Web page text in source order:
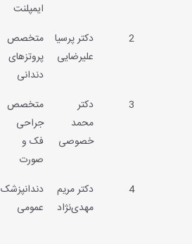
ایمپلنت
2
دکتر پرسیا
علیرضایی
متخصص
پروتزهای
دندانی
3
دکتر
محمد
خصوصی
متخصص
جراحی
فک و
صورت
4
دکتر مريم
مهدی‌نژاد
دندانپزشک
عمومی